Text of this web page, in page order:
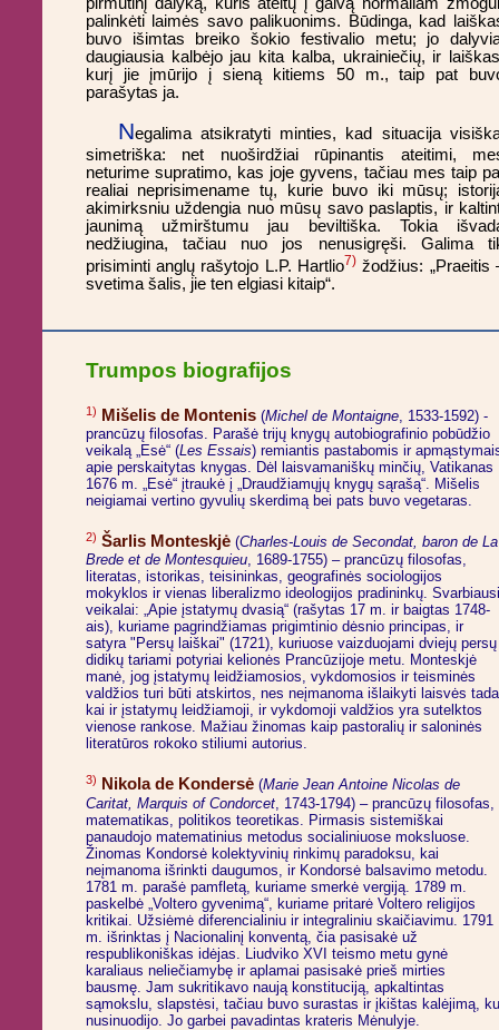
pirmutinį dalyką, kuris ateitų į galvą normaliam
palinkėti laimės savo palikuonims. Būdinga, kad
buvo išimtas breiko šokio festivalio metu; jo
daugiausia kalbėjo jau kita kalba, ukrainiečių, ir
kurį jie įmūrijo į sieną kitiems 50 m., taip pat
parašytas ja.
Negalima atsikratyti minties, kad situacija
simetriška: net nuoširdžiai rūpinantis ateitimi,
neturime supratimo, kas joje gyvens, tačiau mes taip
realiai neprisimename tų, kurie buvo iki mūsų;
akimirksniu uždengia nuo mūsų savo paslaptis, ir
jaunimą užmirštumu jau beviltiška. Tokia
nedžiugina, tačiau nuo jos nenusigręši. Galima
prisiminti anglų rašytojo L.P. Hartlio7) žodžius: „Praeitis
svetima šalis, jie ten elgiasi kitaip“.
Trumpos biografijos
1) Mišelis de Montenis(Michel de Montaigne, 1533-1592) -
prancūzų filosofas. Parašė trijų knygų autobiografinio pobūdžio
veikalą „Esė“ (Les Essais) remiantis pastabomis ir
apie perskaitytas knygas. Dėl laisvamaniškų minčių, Vatikanas
1676 m. „Esė“ įtraukė į „Draudžiamųjų knygų sąrašą“. Mišelis
neigiamai vertino gyvulių skerdimą bei pats buvo vegetaras.
2) Šarlis Monteskjė(Charles-Louis de Secondat, baron de La
Brede et de Montesquieu, 1689-1755) – prancūzų filosofas,
literatas, istorikas, teisininkas, geografinės sociologijos
mokyklos ir vienas liberalizmo ideologijos pradininkų. Svarbiausi
veikalai: „Apie įstatymų dvasią“ (rašytas 17 m. ir baigtas 1748-
ais), kuriame pagrindžiamas prigimtinio dėsnio principas, ir
satyra "Persų laiškai" (1721), kuriuose vaizduojami dviejų persų
didikų tariami potyriai kelionės Prancūzijoje metu. Monteskjė
manė, jog įstatymų leidžiamosios, vykdomosios ir teisminės
valdžios turi būti atskirtos, nes neįmanoma išlaikyti laisvės
kai ir įstatymų leidžiamoji, ir vykdomoji valdžios yra sutelktos
vienose rankose. Mažiau žinomas kaip pastoralių ir saloninės
literatūros rokoko stiliumi autorius.
3) Nikola de Kondersė(Marie Jean Antoine Nicolas de
Caritat, Marquis of Condorcet, 1743-1794) – prancūzų filosofas,
matematikas, politikos teoretikas. Pirmasis sistemiškai
panaudojo matematinius metodus socialiniuose moksluose.
Žinomas Kondorsė kolektyvinių rinkimų paradoksu, kai
neįmanoma išrinkti daugumos, ir Kondorsė balsavimo metodu.
1781 m. parašė pamfletą, kuriame smerkė vergiją. 1789 m.
paskelbė „Voltero gyvenimą“, kuriame pritarė Voltero religijos
kritikai. Užsiėmė diferencialiniu ir integraliniu skaičiavimu. 1791
m. išrinktas į Nacionalinį konventą, čia pasisakė už
respublikoniškas idėjas. Liudviko XVI teismo metu gynė
karaliaus neliečiamybę ir aplamai pasisakė prieš mirties
bausmę. Jam sukritikavo naują konstituciją, apkaltintas
sąmokslu, slapstėsi, tačiau buvo surastas ir įkištas kalėjimą,
nusinuodijo. Jo garbei pavadintas krateris Mėnulyje.